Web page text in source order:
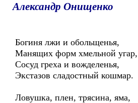
Александр Онищенко
Богиня лжи и обольщенья,
Манящих форм хмельной угар,
Сосуд греха и вожделенья,
Экстазов сладостный кошмар.
Ловушка, плен, трясина, яма,